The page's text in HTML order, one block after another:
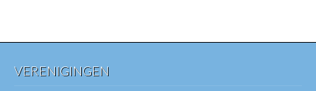
VERENIGINGEN